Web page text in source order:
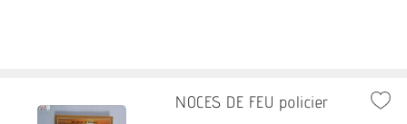
NOCES DE FEU policier